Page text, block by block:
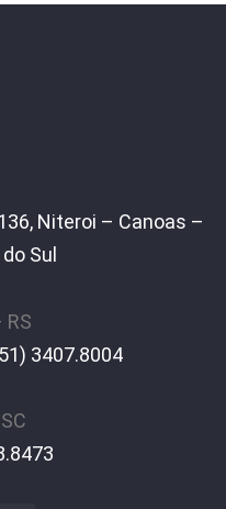
Niteroi – Canoas –
Sul
3407.8004